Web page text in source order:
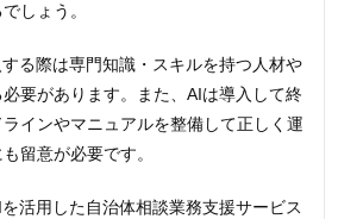
しょう。
る際は専門知識・スキルを持つ人材や
要があります。また、AIは導入して終
インやマニュアルを整備して正しく運
留意が必要です。
活用した自治体相談業務支援サービス